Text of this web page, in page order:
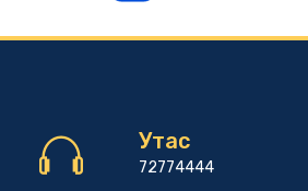
Утас
72774444